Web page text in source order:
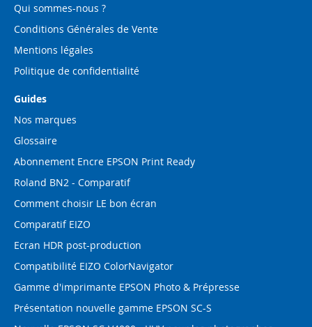
Qui sommes-nous ?
Conditions Générales de Vente
Mentions légales
Politique de confidentialité
Guides
Nos marques
Glossaire
Abonnement Encre EPSON Print Ready
Roland BN2 - Comparatif
Comment choisir LE bon écran
Comparatif EIZO
Ecran HDR post-production
Compatibilité EIZO ColorNavigator
Gamme d'imprimante EPSON Photo & Prépresse
Présentation nouvelle gamme EPSON SC-S